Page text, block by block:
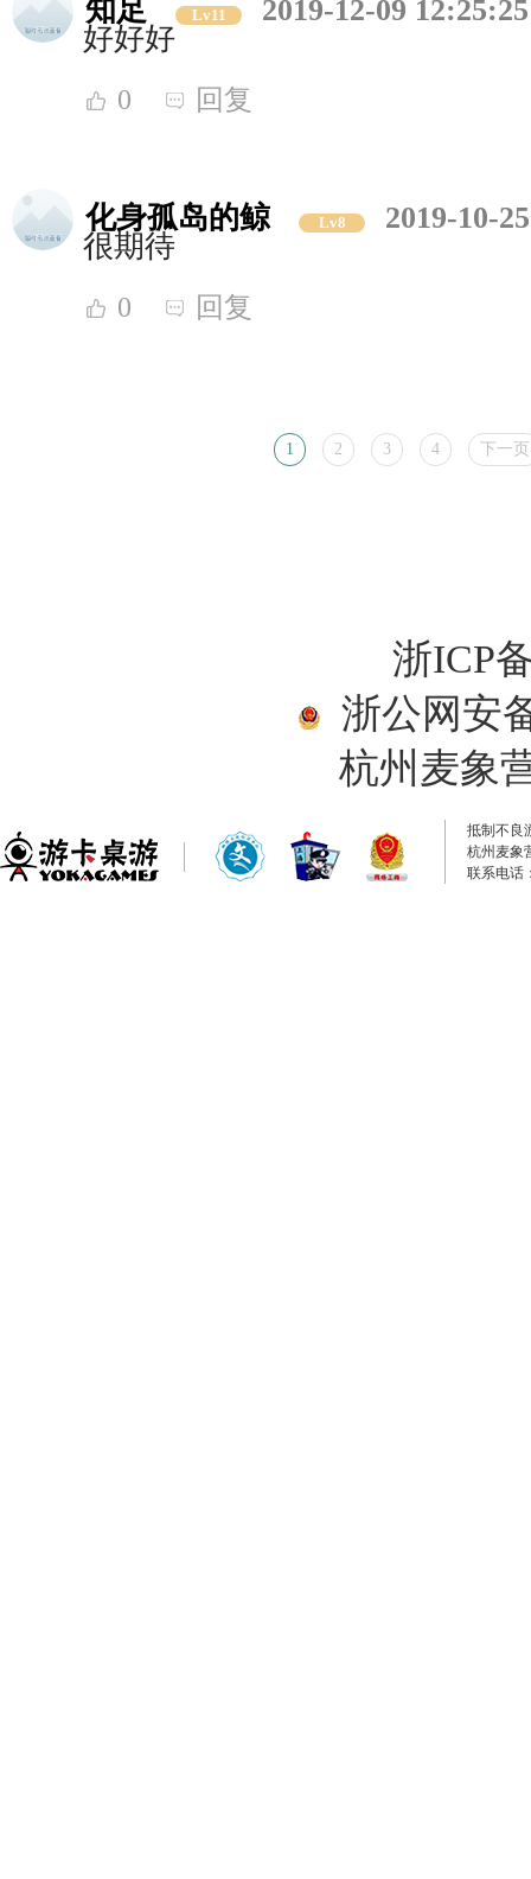
知足 Lv11
2019-12-09 12:25:25
好好好
0 回复
化身孤岛的鲸 Lv8
2019-10-
很期待
0 回复
1 2 3 4 下一页
浙ICP
浙公网安
杭州麦象
抵制不良
杭州麦象
联系电话